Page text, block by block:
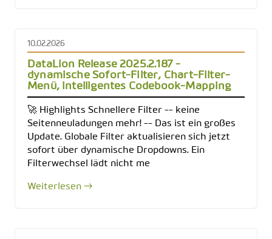
10.02.2026
DataLion Release 2025.2.187 -
dynamische Sofort-Filter, Chart-Filter-
Menü, intelligentes Codebook-Mapping
🚀 Highlights Schnellere Filter -- keine
Seitenneuladungen mehr! -- Das ist ein großes
Update. Globale Filter aktualisieren sich jetzt
sofort über dynamische Dropdowns. Ein
Filterwechsel lädt nicht me
Weiterlesen →